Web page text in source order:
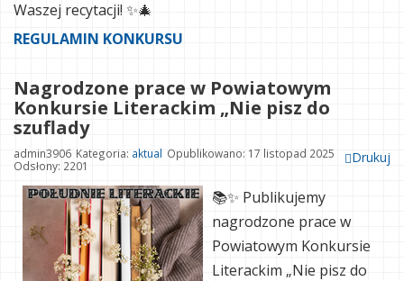
Waszej recytacji! ✨🎄
REGULAMIN KONKURSU
Nagrodzone prace w Powiatowym
Konkursie Literackim „Nie pisz do
szuflady
Drukuj
admin3906 Kategoria: aktual Opublikowano: 17 listopad 2025
Odsłony: 2201
📚✨ Publikujemy
nagrodzone prace w
Powiatowym Konkursie
Literackim „Nie pisz do